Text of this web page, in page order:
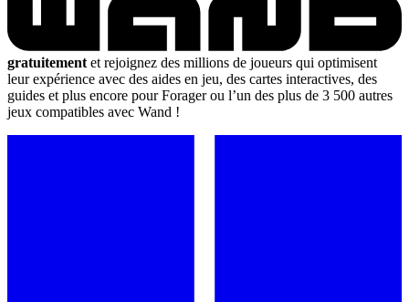
gratuitement et rejoignez des millions de joueurs qui optimisent
leur expérience avec des aides en jeu, des cartes interactives, des
guides et plus encore pour Forager ou l’un des plus de 3 500 autres
jeux compatibles avec Wand !